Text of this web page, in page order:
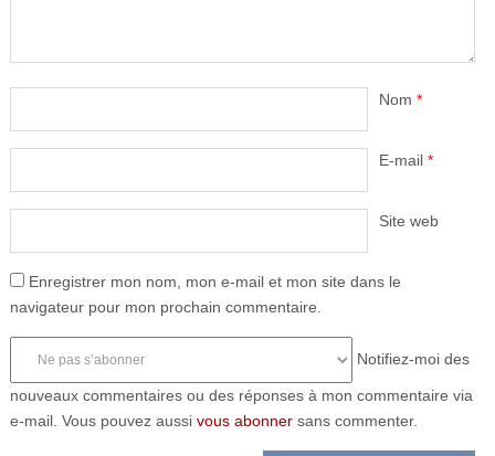
Nom *
E-mail *
Site web
Enregistrer mon nom, mon e-mail et mon site dans le
navigateur pour mon prochain commentaire.
Notifiez-moi des
nouveaux commentaires ou des réponses à mon commentaire via
e-mail. Vous pouvez aussi vous abonnersans commenter.